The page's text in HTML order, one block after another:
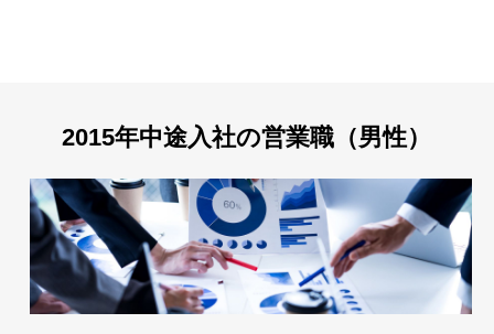
2015年中途入社の営業職（男性）